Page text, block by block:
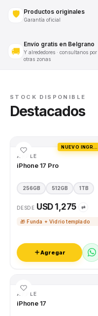
🛡️ Productos originales
Garantía oficial
🚚
Envío gratis en Belgrano
Y alrededores · consultanos por
otras zonas
STOCK DISPONIBLE
Destacados
APPLE
iPhone 17 Pro
256GB 512GB 1TB
DESDE USD 1,275 ⇄
🎁 Funda + Vidrio templado
Agregar
APPLE
iPhone 17